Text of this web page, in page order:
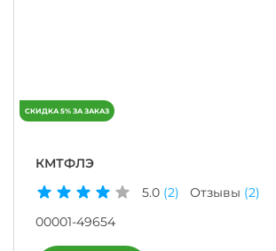
КМТФЛЭ
5.0 (2) Отзывы (2)
00001-49654